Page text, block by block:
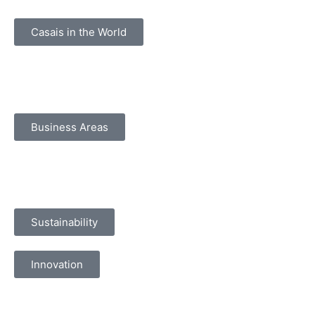
Casais in the World
Business Areas
Sustainability
Innovation